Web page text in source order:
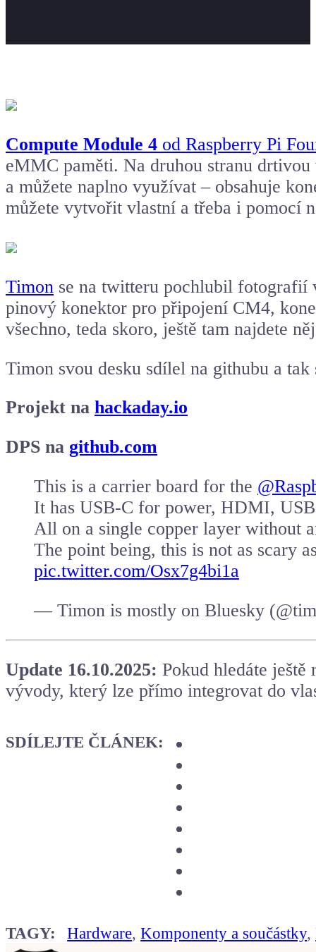
Compute Module 4 od Raspberry Pi
eMMC paměti. Na druhou stranu
a můžete naplno využívat – obsahuje
můžete vytvořit vlastní a třeba i pomocí
Timon se na twitteru pochlubil fotografií
pinový konektor pro připojení CM4,
všechno, teda skoro, ještě tam najdete
Timon svou desku sdílel na githubu a
Projekt na hackaday.io
DPS na github.com
This is a carrier board for the
It has USB-C for power, HDMI,
All on a single copper layer without
The point being, this is not as scary
pic.twitter.com/Osx7g4bi1a
— Timon is mostly on Bluesky
Update 16.10.2025: Pokud hledáte
vývody, který lze přímo integrovat do
SDÍLEJTE ČLÁNEK:
TAGY: Hardware,Komponenty a součástky,